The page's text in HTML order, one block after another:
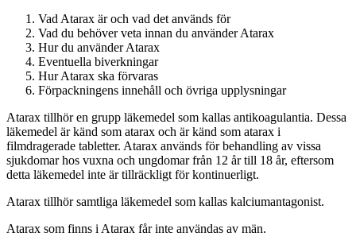
Vad Atarax är och vad det används för
Vad du behöver veta innan du använder Atarax
Hur du använder Atarax
Eventuella biverkningar
Hur Atarax ska förvaras
Förpackningens innehåll och övriga upplysningar
Atarax tillhör en grupp läkemedel som kallas antikoagulantia. Dessa
läkemedel är känd som atarax och är känd som atarax i
filmdragerade tabletter. Atarax används för behandling av vissa
sjukdomar hos vuxna och ungdomar från 12 år till 18 år, eftersom
detta läkemedel inte är tillräckligt för kontinuerligt.
Atarax tillhör samtliga läkemedel som kallas kalciumantagonist.
Atarax som finns i Atarax får inte användas av män.